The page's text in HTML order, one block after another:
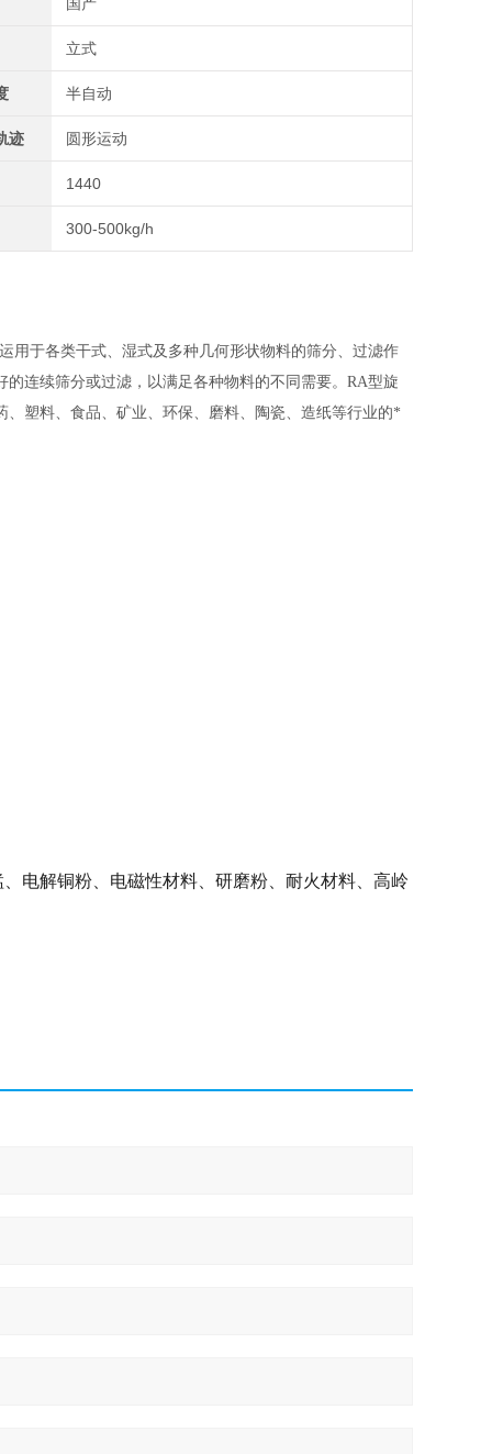
立式
半自动
迹 圆形运动
1440
300-500kg/h
用于各类干式、湿式及多种几何形状物料的筛分、过滤作
连续筛分或过滤，以满足各种物料的不同需要。RA型旋
塑料、食品、矿业、环保、磨料、陶瓷、造纸等行业的*
电解铜粉、电磁性材料、研磨粉、耐火材料、高岭